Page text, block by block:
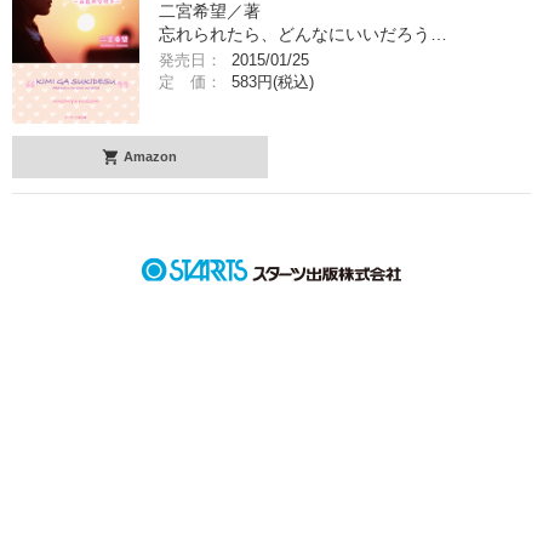
二宮希望／著
忘れられたら、どんなにいいだろう…
発売日：
2015/01/25
定 価：
583円(税込)
Amazon